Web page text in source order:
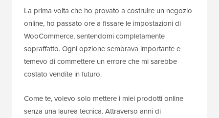
La prima volta che ho provato a costruire un negozio
online, ho passato ore a fissare le impostazioni di
WooCommerce, sentendomi completamente
sopraffatto. Ogni opzione sembrava importante e
temevo di commettere un errore che mi sarebbe
costato vendite in futuro.
Come te, volevo solo mettere i miei prodotti online
senza una laurea tecnica. Attraverso anni di